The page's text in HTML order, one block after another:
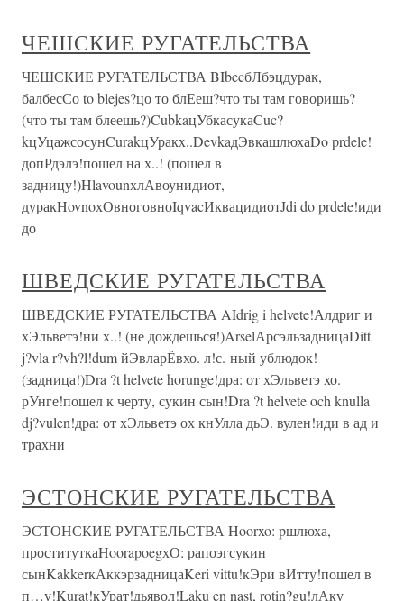
ЧЕШСКИЕ РУГАТЕЛЬСТВА
ЧЕШСКИЕ РУГАТЕЛЬСТВА BIbecбЛбэцдурак,
балбесСо to blejes?цо то блЕеш?что ты там говоришь?
(что ты там блеешь?)CubkaцУбкасукаCuc?
kцУцажсосунCurakцУракx..DevkaдЭвкашлюхаDo prdele!
допРдэлэ!пошел на х..! (пошел в
задницу!)HlavounхлАвоунидиот,
дуракHovnoхОвноговноIqvacИквацидиотJdi do prdele!иди
до
ШВЕДСКИЕ РУГАТЕЛЬСТВА
ШВЕДСКИЕ РУГАТЕЛЬСТВА AIdrig i helvete!Алдриг и
хЭльветэ!ни х..! (не дождешься!)ArselАрсэльзадницаDitt
j?vla r?vh?l!dum йЭвларЁвхо. л!с. ный ублюдок!
(задница!)Dra ?t helvete horunge!дра: от хЭльветэ хо.
рУнге!пошел к черту, сукин сын!Dra ?t helvete och knulla
dj?vulen!дра: от хЭльветэ ох кнУлла дьЭ. вулен!иди в ад и
трахни
ЭСТОНСКИЕ РУГАТЕЛЬСТВА
ЭСТОНСКИЕ РУГАТЕЛЬСТВА Hoorxo: pшлюха,
проституткаHoorapoegхО: рапоэгсукин
сынKakkerкАккэрзадницаKeri vittu!кЭри вИтту!пошел в
п…у!Kurat!кУрат!дьявол!Laku en nast, rotin?gu!лАку